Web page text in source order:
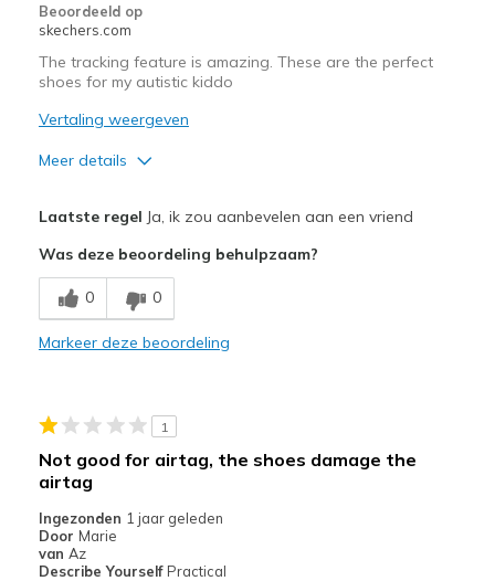
Beoordeeld op
skechers.com
The tracking feature is amazing. These are the perfect
shoes for my autistic kiddo
Vertaling weergeven
Meer details
Breathe Well
Comfortable
Beste toepassingen
Casual Wear
Going Out
Travel
Laatste regel Ja, ik zou aanbevelen aan een vriend
Was deze beoordeling behulpzaam?
0 0
Markeer deze beoordeling
1
Not good for airtag, the shoes damage the
airtag
Ingezonden 1 jaar geleden
Door Marie
van Az
Describe Yourself Practical